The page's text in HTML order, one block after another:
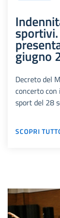
giugno
Decreto del
concerto
sport del 28
SCOPRI